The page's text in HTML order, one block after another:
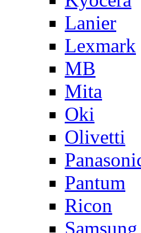
Lanier
Lexmark
MB
Mita
Oki
Olivetti
Pantum
Ricon
Samsung